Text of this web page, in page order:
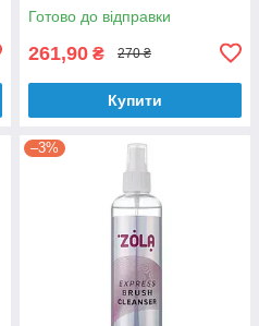
Готово до відправки
261,90 ₴ 270 ₴
Купити
–3%